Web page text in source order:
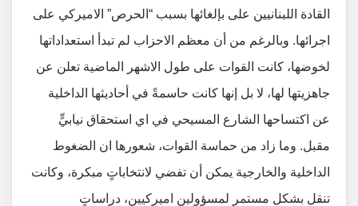
القادة اللبنانيين على بإلغائها بسبب “الحرص” الاميركي على
اجرائها. وبالرغم من أن معظم الاحزاب لم تبدأ استعداداتها
لخوضها، كانت القوات على طول الاشهر الماضية تعلن عن
جاهزيتها لها، لا بل إنها كانت حاسمةً في أحاديثها الداخلية
عن اكتساحها الشارع المسيحي في اي استحقاق نيابيٍّ
مقبل. وما زاد من حماسة القوات، شعورها ان الضغوط
الداخلية والخارجية يمكن أن تفضي لانتخاباتٍ مبكرة، وكانت
تنقل بشكل مستمر لمسؤولين اميركيين، دراساتٍ